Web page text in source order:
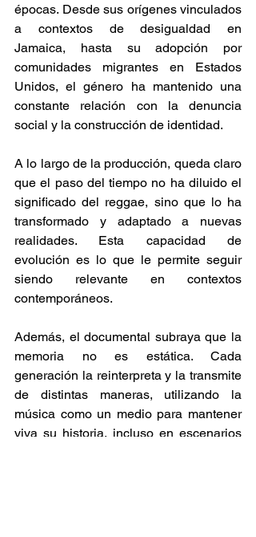
épocas. Desde sus orígenes vinculados
a contextos de desigualdad en
Jamaica, hasta su adopción por
comunidades migrantes en Estados
Unidos, el género ha mantenido una
constante relación con la denuncia
social y la construcción de identidad.
A lo largo de la producción, queda claro
que el paso del tiempo no ha diluido el
significado del reggae, sino que lo ha
transformado y adaptado a nuevas
realidades. Esta capacidad de
evolución es lo que le permite seguir
siendo relevante en contextos
contemporáneos.
Además, el documental subraya que la
memoria no es estática. Cada
generación la reinterpreta y la transmite
de distintas maneras, utilizando la
música como un medio para mantener
viva su historia, incluso en escenarios